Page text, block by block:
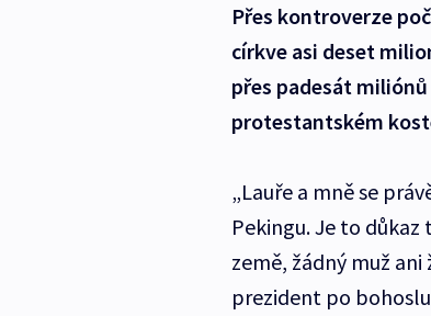
Přes kontroverze
církve asi deset
přes padesát
protestantském
„Lauře a mně se
Pekingu. Je to důkaz
země, žádný muž
prezident po